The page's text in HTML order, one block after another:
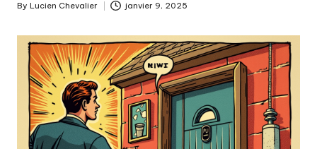
Posted
By Lucien Chevalier janvier 9, 2025